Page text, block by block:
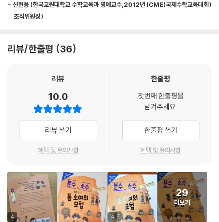
세요!
- 신현용 (한국교원대학교 수학교육과 명예교수,2012년 ICME(국제수학교육대회)
조직위원장)
리뷰/한줄평 36
리뷰
10.0
리뷰 쓰기
혜택 및 유의사항
한줄평
첫번째 한줄평을
남겨주세요.
한줄평 쓰기
혜택 및 유의사항
4 4
29
더보기